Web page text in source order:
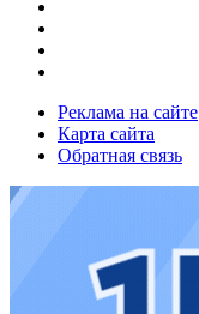
Реклама на сайте
Карта сайта
Обратная связь